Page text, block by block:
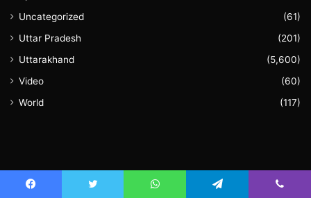
Uncategorized
(61)
Uttar Pradesh
(201)
Uttarakhand
(5,600)
Video
(60)
World
(117)